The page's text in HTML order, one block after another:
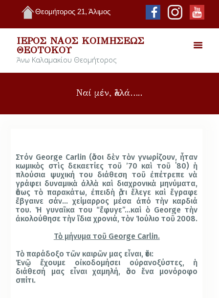
Θεομήτορος 21, Άλιμος
ΙΕΡΌΣ ΝΑΌΣ ΚΟΙΜΉΣΕΩΣ
ΘΕΟΤΌΚΟΥ
Άνω Καλαμακίου Θεομήτορος
Ναί μέν, ἀλλά…..
Στόν George Carlin (ὅσοι δὲν τὸν γνωρίζουν, ἦταν
κωμικὸς στὶς δεκαετίες τοῦ ’70 καὶ τοῦ ΄80) ἡ
πλούσια ψυχική του διάθεση τοῦ ἐπέτρεπε νὰ
γράφει δυναμικὰ ἀλλὰ καὶ διαχρονικὰ μηνύματα,
ὅπως τὸ παρακάτω, ἐπειδὴ ὅ,τι ἔλεγε καὶ ἔγραφε
ἔβγαινε σάν… χείμαρρος μέσα ἀπό τὴν καρδιά
του. Ἡ γυναῖκα του “ἔφυγε”…καὶ ὁ George τὴν
ἀκολούθησε τὴν ἴδια χρονιά, τὸν Ἰούλιο τοῦ 2008.
Τὸ μήνυμα τοῦ George Carlin.
Τὸ παράδοξο τῶν καιρῶν μας εἶναι, ὅτι:
Ἐνῷ ἔχουμε οἰκοδομήσει οὐρανοξύστες, ἡ
διάθεσή μας εἶναι χαμηλή, ὅσο ἕνα μονόροφο
σπίτι.